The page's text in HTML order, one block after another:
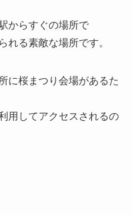
からすぐの場所で
れる素敵な場所です。
に桜まつり会場があるた
用してアクセスされるの